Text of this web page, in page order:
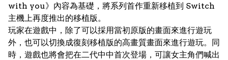
with you》內容為基礎，將系列首作重新移植到 Switch
主機上再度推出的移植版。
玩家在遊戲中，除了可以採用當初原版的畫面來進行遊玩
外，也可以切換成復刻移植版的高畫質畫面來進行遊玩。同
時，遊戲也將會把在二代中中首次登場，可讓女主角們喊出